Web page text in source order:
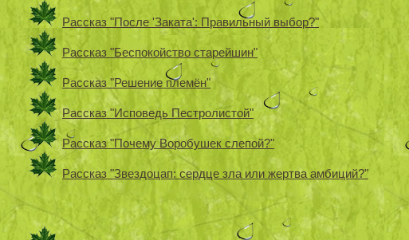
Рассказ "После 'Заката': Правильный выбор?"
Рассказ "Беспокойство старейшин"
Рассказ "Решение племён"
Рассказ "Исповедь Пестролистой"
Рассказ "Почему Воробушек слепой?"
Рассказ "Звездоцап: сердце зла или жертва амбиций?"